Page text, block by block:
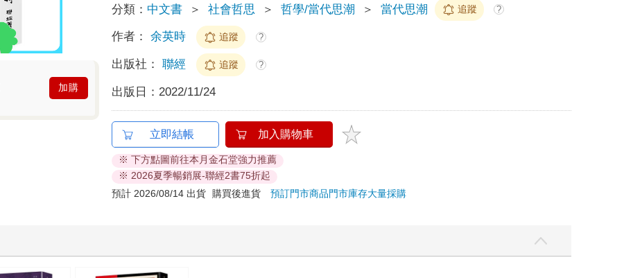
加購
分類： 中文書 ＞ 社會哲思 ＞ 哲學/當代思潮 ＞ 當代思潮 追蹤 ?
作者： 余英時 追蹤 ?
出版社： 聯經 追蹤 ?
出版日： 2022/11/24
立即結帳 加入購物車
※ 下方點圖前往本月金石堂強力推薦
※ 2026夏季暢銷展-聯經2書75折起
預計 2026/08/14 出貨
購買後進貨預訂門市商品門市庫存大量採購